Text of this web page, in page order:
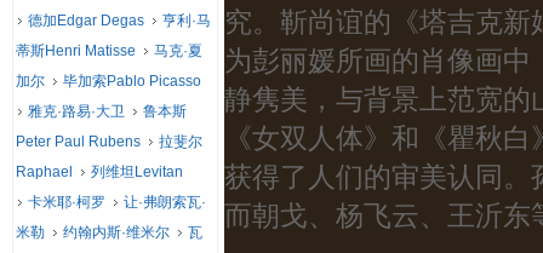
究。靳尚谊的《塔吉克
为彭丽媛所画的肖像画
静隽美，与背景上范宽
《女双人体》和《瞿秋
获得了人们的审美认同
而朝戈、杨飞云、王沂
德加Edgar Degas
亨利·马
蒂斯Henri Matisse
马克·夏
加尔
毕加索Pablo Picasso
雅克·路易·大卫
鲁本斯
Peter Paul Rubens
拉斐尔
Raphael
列维坦Levitan
卡米耶·柯罗
让·弗朗索瓦·
米勒
约翰内斯·维米尔
瓦